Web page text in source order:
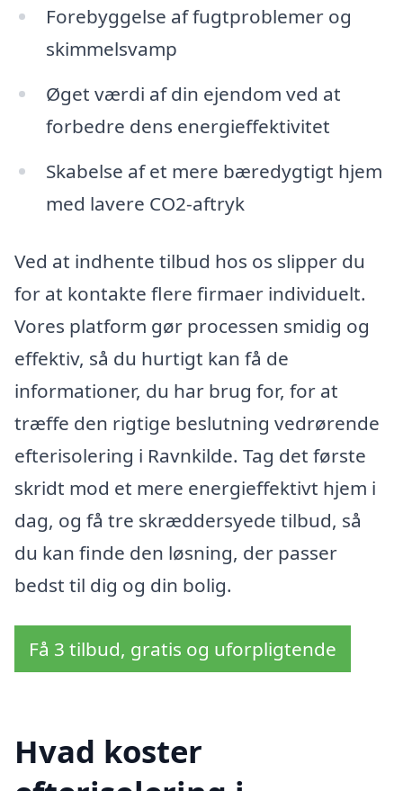
Forebyggelse af fugtproblemer og
skimmelsvamp
Øget værdi af din ejendom ved at
forbedre dens energieffektivitet
Skabelse af et mere bæredygtigt hjem
med lavere CO2-aftryk
Ved at indhente tilbud hos os slipper du
for at kontakte flere firmaer individuelt.
Vores platform gør processen smidig og
effektiv, så du hurtigt kan få de
informationer, du har brug for, for at
træffe den rigtige beslutning vedrørende
efterisolering i Ravnkilde. Tag det første
skridt mod et mere energieffektivt hjem i
dag, og få tre skræddersyede tilbud, så
du kan finde den løsning, der passer
bedst til dig og din bolig.
Få 3 tilbud, gratis og uforpligtende
Hvad koster